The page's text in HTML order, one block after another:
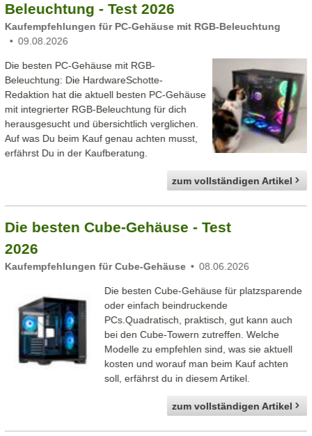
Beleuchtung - Test 2026
Kaufempfehlungen für PC-Gehäuse mit RGB-Beleuchtung
09.08.2026
Die besten PC-Gehäuse mit RGB-
Beleuchtung: Die HardwareSchotte-
Redaktion hat die aktuell besten PC-Gehäuse
mit integrierter RGB-Beleuchtung für dich
herausgesucht und übersichtlich verglichen.
Auf was Du beim Kauf genau achten musst,
erfährst Du in der Kaufberatung.
zum vollständigen Artikel
Die besten Cube-Gehäuse - Test
2026
Kaufempfehlungen für Cube-Gehäuse 08.06.2026
Die besten Cube-Gehäuse für platzsparende
oder einfach beindruckende
PCs.Quadratisch, praktisch, gut kann auch
bei den Cube-Towern zutreffen. Welche
Modelle zu empfehlen sind, was sie aktuell
kosten und worauf man beim Kauf achten
soll, erfährst du in diesem Artikel.
zum vollständigen Artikel